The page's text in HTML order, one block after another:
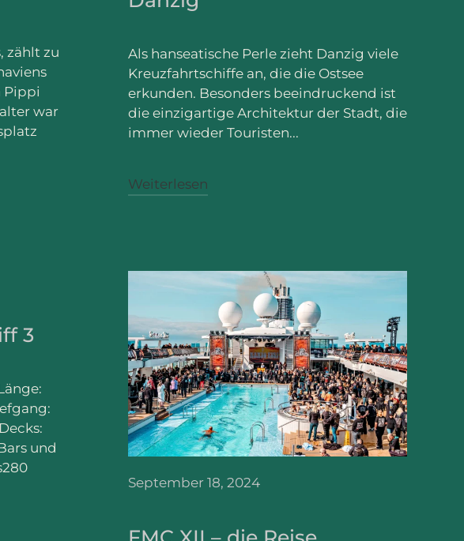
zählt zu
Pippi
war
Als hanseatische Perle zieht Danzig viele
Kreuzfahrtschiffe an, die die Ostsee
erkunden. Besonders beeindruckend ist
die einzigartige Architektur der Stadt, die
immer wieder Touristen...
Weiterlesen
3
und
September 18, 2024